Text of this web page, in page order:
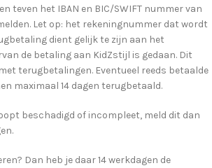
teven het IBAN en BIC/SWIFT nummer van
Let op: het rekeningnummer dat wordt
dient gelijk te zijn aan het
de betaling aan KidZstijl is gedaan. Dit
terugbetalingen. Eventueel reeds betaalde
maximaal 14 dagen terugbetaald.
beschadigd of incompleet, meld dit dan
Dan heb je daar 14 werkdagen de